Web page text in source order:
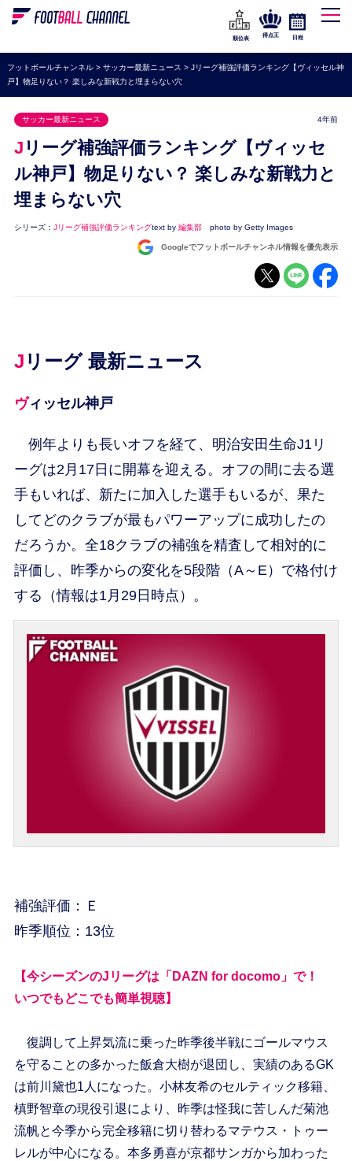
WEリーグ
海外サッカー
プレミアリーグ
ラ・リーガ
セリエA
ブンデスリーガ
UEFA
ナショナルチーム
順位表
得点王 日程
フットボールチャンネル> サッカー最新ニュース > Jリーグ補強評価ランキング【ヴィッセル神
戸】物足りない？ 楽しみな新戦力と埋まらない穴
サッカー最新ニュース 4年前
Jリーグ補強評価ランキング【ヴィッセ
ル神戸】物足りない？ 楽しみな新戦力と
埋まらない穴
シリーズ： Jリーグ補強評価ランキングtext by 編集部 photo by Getty Images
Googleでフットボールチャンネル情報を優先表示
Jリーグ 最新ニュース
ヴィッセル神戸
例年よりも長いオフを経て、明治安田生命J1リ
ーグは2月17日に開幕を迎える。オフの間に去る選
手もいれば、新たに加入した選手もいるが、果た
してどのクラブが最もパワーアップに成功したの
だろうか。全18クラブの補強を精査して相対的に
評価し、昨季からの変化を5段階（A～E）で格付け
する（情報は1月29日時点）。
補強評価：Ｅ
昨季順位：13位
【今シーズンのJリーグは「DAZN for docomo」で！
いつでもどこでも簡単視聴】
復調して上昇気流に乗った昨季後半戦にゴールマウス
を守ることの多かった飯倉大樹が退団し、実績のあるGK
は前川黛也1人になった。小林友希のセルティック移籍、
槙野智章の現役引退により、昨季は怪我に苦しんだ菊池
流帆と今季から完全移籍に切り替わるマテウス・トゥー
レルが中心になる。本多勇喜が京都サンガから加わった